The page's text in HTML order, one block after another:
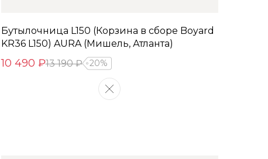
Бутылочница L150 (Корзина в сборе Boyard
KR36 L150) AURA (Мишель, Атланта)
10 490 ₽13 190 ₽ 20%